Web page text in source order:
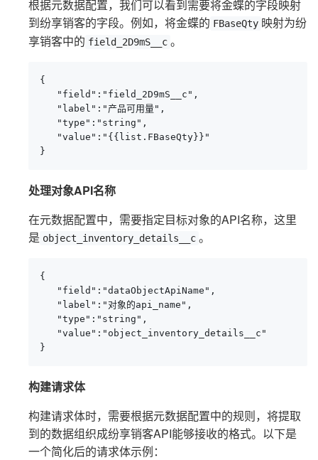
根据元数据配置，我们可以看到需要将金蝶的字段映射
到纷享销客的字段。例如，将金蝶的 FBaseQty 映射为纷
享销客中的 field_2D9mS__c 。
{
   "field":"field_2D9mS__c",
   "label":"产品可用量",
   "type":"string",
   "value":"{{list.FBaseQty}}"
}
处理对象API名称
在元数据配置中，需要指定目标对象的API名称，这里
是 object_inventory_details__c 。
{
   "field":"dataObjectApiName",
   "label":"对象的api_name",
   "type":"string",
   "value":"object_inventory_details__c"
}
构建请求体
构建请求体时，需要根据元数据配置中的规则，将提取
到的数据组织成纷享销客API能够接收的格式。以下是
一个简化后的请求体示例：